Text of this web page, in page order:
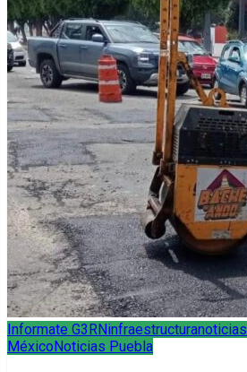
Informate G3RNinfraestructuranoticias
México Noticias Puebla